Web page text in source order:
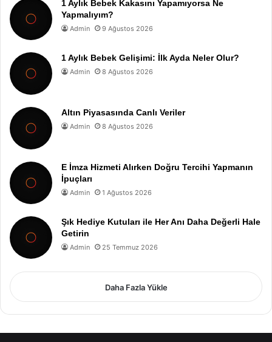
1 Aylık Bebek Kakasını Yapamıyorsa Ne
Yapmalıyım?
Admin 9 Ağustos 2026
1 Aylık Bebek Gelişimi: İlk Ayda Neler Olur?
Admin 8 Ağustos 2026
Altın Piyasasında Canlı Veriler
Admin 8 Ağustos 2026
E İmza Hizmeti Alırken Doğru Tercihi Yapmanın
İpuçları
Admin 1 Ağustos 2026
Şık Hediye Kutuları ile Her Anı Daha Değerli Hale
Getirin
Admin 25 Temmuz 2026
Daha Fazla Yükle